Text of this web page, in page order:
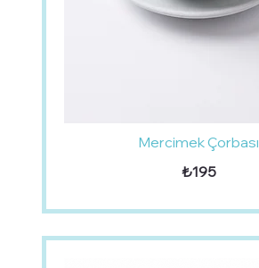
Mercimek Çorbası
₺195